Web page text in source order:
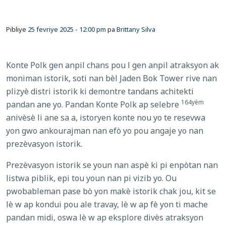
Pibliye 25 fevriye 2025 - 12:00 pm pa Brittany Silva
Konte Polk gen anpil chans pou l gen anpil atraksyon ak
moniman istorik, soti nan bèl Jaden Bok Tower rive nan
plizyè distri istorik ki demontre tandans achitekti
pandan ane yo. Pandan Konte Polk ap selebre 164yèm
anivèsè li ane sa a, istoryen konte nou yo te resevwa
yon gwo ankourajman nan efò yo pou angaje yo nan
prezèvasyon istorik.
Prezèvasyon istorik se youn nan aspè ki pi enpòtan nan
listwa piblik, epi tou youn nan pi vizib yo. Ou
pwobableman pase bò yon makè istorik chak jou, kit se
lè w ap kondui pou ale travay, lè w ap fè yon ti mache
pandan midi, oswa lè w ap eksplore divès atraksyon